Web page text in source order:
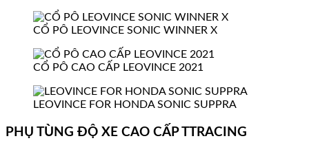
CỔ PÔ LEOVINCE SONIC WINNER X
CỔ PÔ CAO CẤP LEOVINCE 2021
LEOVINCE FOR HONDA SONIC SUPPRA
PHỤ TÙNG ĐỘ XE CAO CẤP TTRACING